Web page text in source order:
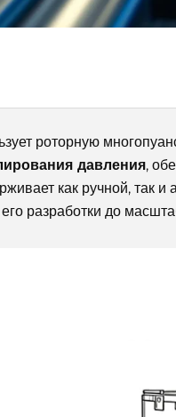
роторную
давления,
как ручной, так и
разработки до